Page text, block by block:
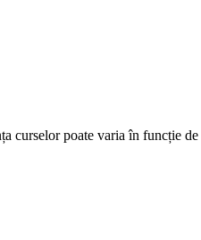
curselor poate varia în funcție de